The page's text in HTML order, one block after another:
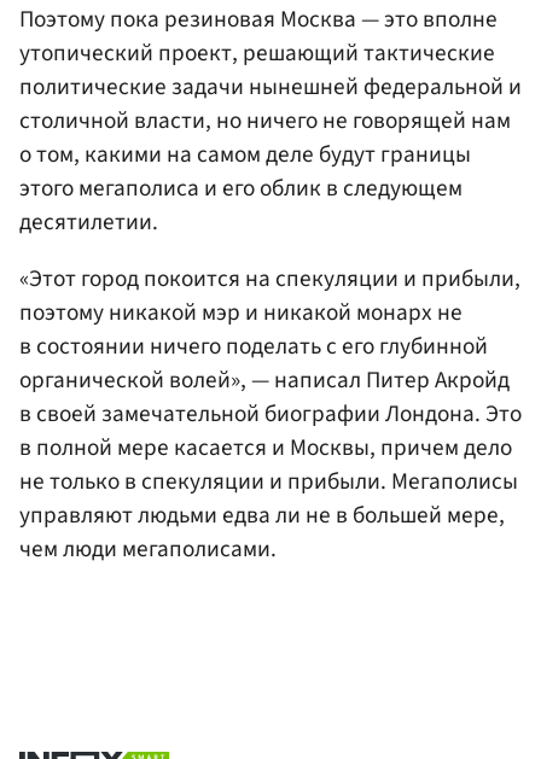
Поэтому пока резиновая Москва — это вполне
утопический проект, решающий тактические
политические задачи нынешней федеральной и
столичной власти, но ничего не говорящей нам
о том, какими на самом деле будут границы
этого мегаполиса и его облик в следующем
десятилетии.
«Этот город покоится на спекуляции и прибыли,
поэтому никакой мэр и никакой монарх не
в состоянии ничего поделать с его глубинной
органической волей», — написал Питер Акройд
в своей замечательной биографии Лондона. Это
в полной мере касается и Москвы, причем дело
не только в спекуляции и прибыли. Мегаполисы
управляют людьми едва ли не в большей мере,
чем люди мегаполисами.